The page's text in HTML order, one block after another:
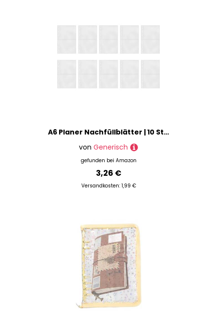
A6 Planer Nachfüllblätter | 10 Stück A6 Ringbuch Klare Nachfüllhüllen - Wiederbefüllbare Schutzfolien Für Bilder Postkarten Journal Planer Studienprojekt Planen Klasse Skizieren Schriftsteller
von Generisch
gefunden bei Amazon
3,26 €
Versandkosten: 1,99 €